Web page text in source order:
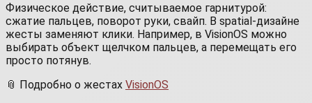
Физическое действие, считываемое гарнитурой:
сжатие пальцев, поворот руки, свайп. В spatial-дизайне
жесты заменяют клики. Например, в VisionOS можно
выбирать объект щелчком пальцев, а перемещать его
просто потянув.
📎 Подробно о жестах VisionOS